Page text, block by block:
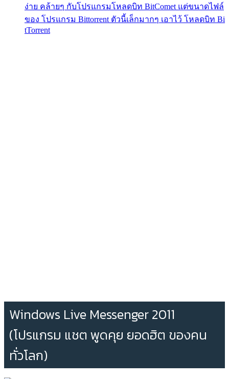
ง่าย คล้ายๆ กับโปรแกรมโหลดบิท BitComet แต่ขนาดไฟล์
ของ โปรแกรม Bittorrent ตัวนี้เล็กมากๆ เอาไว้ โหลดบิท Bi
tTorrent
Windows Live Messenger 2011
(โปรแกรม แชต พูดคุย ยอดฮิต ของคน
ทั่วโลก)